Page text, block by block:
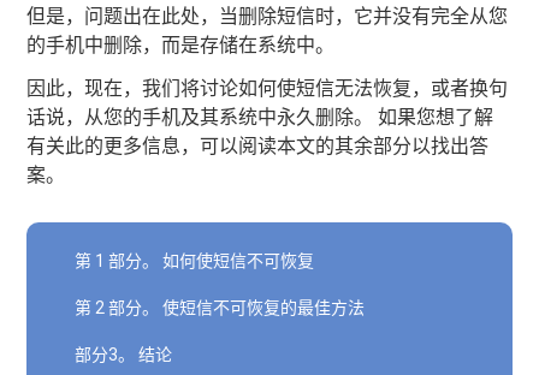
但是，问题出在此处，当删除短信时，它并没有完全从您
的手机中删除，而是存储在系统中。
因此，现在，我们将讨论如何使短信无法恢复，或者换句
话说，从您的手机及其系统中永久删除。 如果您想了解
有关此的更多信息，可以阅读本文的其余部分以找出答
案。
第 1 部分。 如何使短信不可恢复
第 2 部分。 使短信不可恢复的最佳方法
部分3。 结论